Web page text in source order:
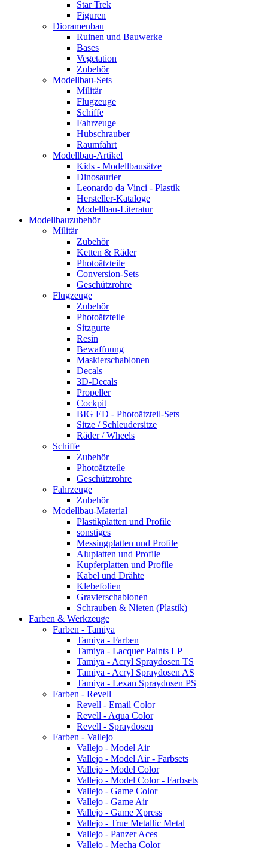
Star Trek
Figuren
Dioramenbau
Ruinen und Bauwerke
Bases
Vegetation
Zubehör
Modellbau-Sets
Militär
Flugzeuge
Schiffe
Fahrzeuge
Hubschrauber
Raumfahrt
Modellbau-Artikel
Kids - Modellbausätze
Dinosaurier
Leonardo da Vinci - Plastik
Hersteller-Kataloge
Modellbau-Literatur
Modellbauzubehör
Militär
Zubehör
Ketten & Räder
Photoätzteile
Conversion-Sets
Geschützrohre
Flugzeuge
Zubehör
Photoätzteile
Sitzgurte
Resin
Bewaffnung
Maskierschablonen
Decals
3D-Decals
Propeller
Cockpit
BIG ED - Photoätzteil-Sets
Sitze / Schleudersitze
Räder / Wheels
Schiffe
Zubehör
Photoätzteile
Geschützrohre
Fahrzeuge
Zubehör
Modellbau-Material
Plastikplatten und Profile
sonstiges
Messingplatten und Profile
Aluplatten und Profile
Kupferplatten und Profile
Kabel und Drähte
Klebefolien
Gravierschablonen
Schrauben & Nieten (Plastik)
Farben & Werkzeuge
Farben - Tamiya
Tamiya - Farben
Tamiya - Lacquer Paints LP
Tamiya - Acryl Spraydosen TS
Tamiya - Acryl Spraydosen AS
Tamiya - Lexan Spraydosen PS
Farben - Revell
Revell - Email Color
Revell - Aqua Color
Revell - Spraydosen
Farben - Vallejo
Vallejo - Model Air
Vallejo - Model Air - Farbsets
Vallejo - Model Color
Vallejo - Model Color - Farbsets
Vallejo - Game Color
Vallejo - Game Air
Vallejo - Game Xpress
Vallejo - True Metallic Metal
Vallejo - Panzer Aces
Vallejo - Mecha Color